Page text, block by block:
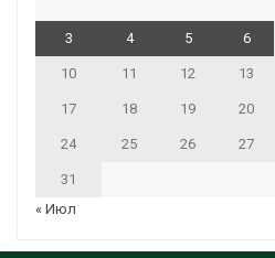
3 4 5 6
10 11 12 13
17 18 19 20
24 25 26 27
31
« Июл